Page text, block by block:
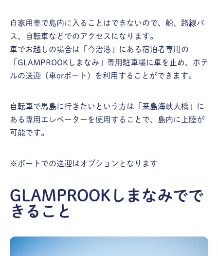
自家用車で島内に入ることはできないので、船、路線バ
ス、自転車などでのアクセスになります。
車でお越しの場合は「今治港」にある宿泊者専用の
「GLAMPROOKしまなみ」専用駐車場に車を止め、ホテ
ルの送迎（車orボート）を利用することができます。
自転車で馬島に行きたいという方は「来島海峡大橋」に
ある専用エレベーターを使用することで、島内に上陸が
可能です。
※ボートでの送迎はオプションとなります
GLAMPROOKしまなみでで
きること